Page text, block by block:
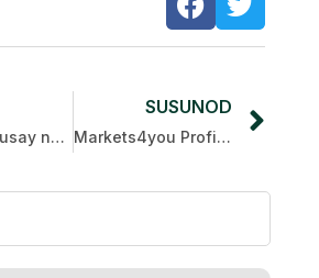
Pinakamahusay na Broker Cashback 2025: Nangungunang 5 Pinaka-Kapaki-pakinabang na Mga Broker
SUSUNOD
Markets4you Profit Masters 2025